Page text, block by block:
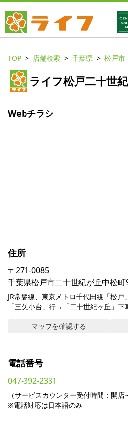
店舗・チラシ情報
Contact us in English
TOP 店舗検索 千葉県 松戸市
ライフ松戸二十世
Webチラシ
住所
〒271-0085
千葉県松戸市二十世紀が丘中松町
JR常磐線、東京メトロ千代田線「松
「三矢小台」行→「二十世紀ヶ丘」下
マップを確認する
電話番号
047-392-2331
（サービスカウンター受付時間：開店
※電話対応は日本語のみ